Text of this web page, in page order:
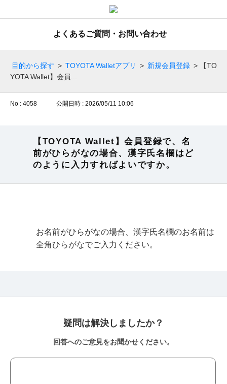
よくあるご質問・お問い合わせ
目的から探す > TOYOTA Walletアプリ > 新規会員登録 >
【TO
YOTA Wallet】会員...
No : 4058 公開日時 : 2026/05/11 10:06
【TOYOTA Wallet】会員登録で、名
前がひらがなの場合、漢字氏名欄はど
のように入力すればよいですか。
お名前がひらがなの場合、漢字氏名欄のお名前は
全角ひらがなでご入力ください。
疑問は解決しましたか？
回答へのご意見をお聞かせください。